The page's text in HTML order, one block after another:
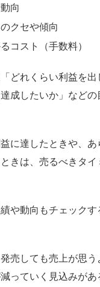
向
クセや傾向
コスト（手数料）
どれくらい利益を
成したいか」など
に達したときや、
きは、売るべきタイ
や動向もチェックす
売しても売上が思う
減っていく見込みが